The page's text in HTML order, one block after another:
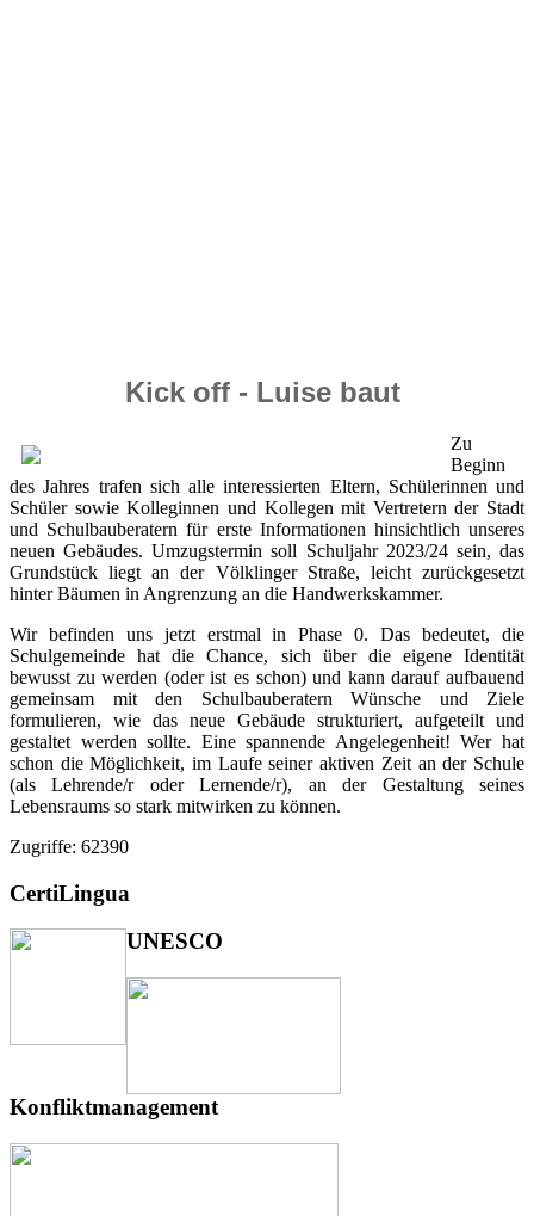
Kick off - Luise baut
Zu
Beginn
des Jahres trafen sich alle interessierten Eltern, Schülerinnen und
Schüler sowie Kolleginnen und Kollegen mit Vertretern der Stadt
und Schulbauberatern für erste Informationen hinsichtlich unseres
neuen Gebäudes. Umzugstermin soll Schuljahr 2023/24 sein, das
Grundstück liegt an der Völklinger Straße, leicht zurückgesetzt
hinter Bäumen in Angrenzung an die Handwerkskammer.
Wir befinden uns jetzt erstmal in Phase 0. Das bedeutet, die
Schulgemeinde hat die Chance, sich über die eigene Identität
bewusst zu werden (oder ist es schon) und kann darauf aufbauend
gemeinsam mit den Schulbauberatern Wünsche und Ziele
formulieren, wie das neue Gebäude strukturiert, aufgeteilt und
gestaltet werden sollte. Eine spannende Angelegenheit! Wer hat
schon die Möglichkeit, im Laufe seiner aktiven Zeit an der Schule
(als Lehrende/r oder Lernende/r), an der Gestaltung seines
Lebensraums so stark mitwirken zu können.
Zugriffe: 62390
CertiLingua
UNESCO
Konfliktmanagement